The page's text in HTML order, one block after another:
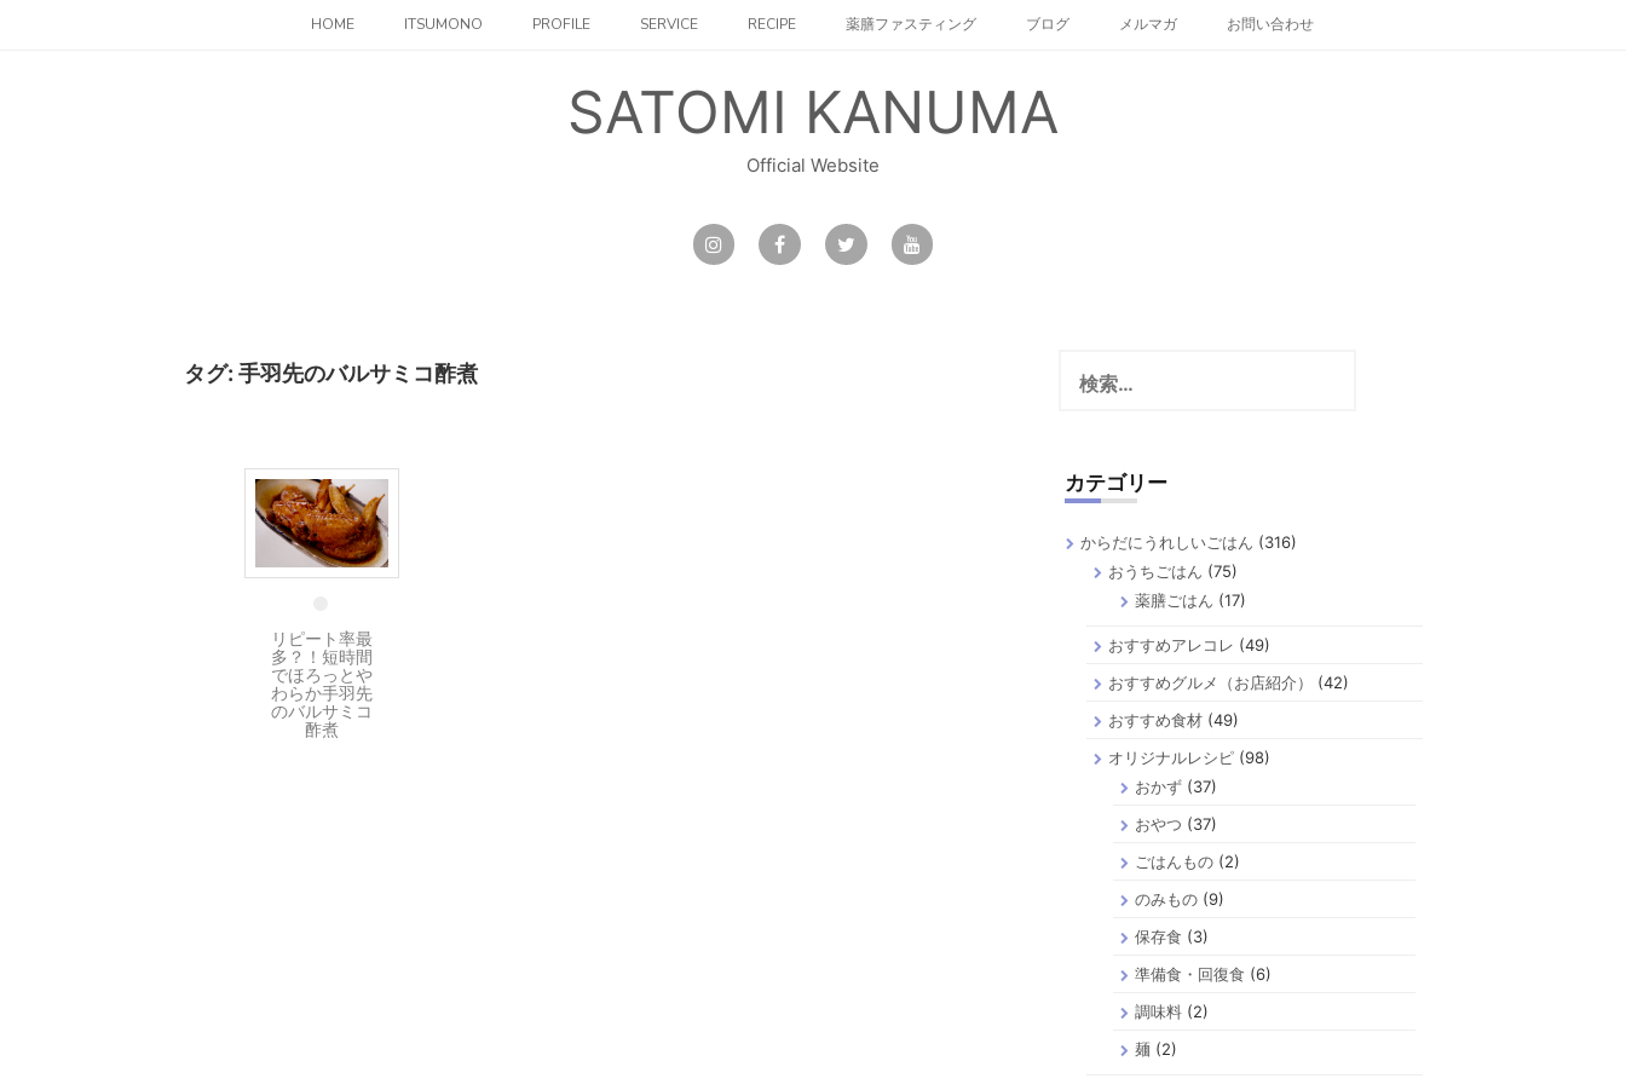
HOME ITSUMONO PROFILE SERVICE RECIPE 薬膳ファスティング ブログ メルマガ お問い合わせ
SATOMI KANUMA
Official Website
タグ: 手羽先のバルサミコ酢煮
17 1月
リピート率最
多？！短時間
でほろっとや
わらか手羽先
のバルサミコ
酢煮
索:
カテゴリー
からだにうれしいごはん (316)
おうちごはん (75)
薬膳ごはん (17)
おすすめアレコレ (49)
おすすめグルメ（お店紹介）
(42)
おすすめ食材(49)
オリジナルレシピ(98)
おかず(37)
おやつ (37)
ごはんもの(2)
のみもの(9)
保存食 (3)
準備食・回復食 (6)
調味料(2)
麺 (2)